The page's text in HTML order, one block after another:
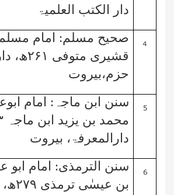
دار الکتب العلمیۃ
4 صحیح مسلم: امام
قشیری متوفی ۲۶۱ھ،
حزم،بیروت
5 سنن ابن ماجہ: امام
محمد بن یزید ابن ماجہ
دارالمعرفۃ، بیروت
6 سنن الترمذی: امام
بن عیسٰی ترمذی ۲۷۹ھ،